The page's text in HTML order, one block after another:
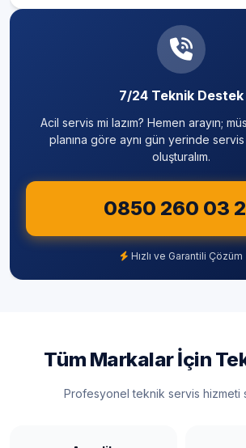
7/24 Teknik Destek
Acil servis mi lazım? Hemen arayın;
planına göre aynı gün yerinde
oluşturalım.
0850 260 03
Hızlı ve Garantili Çözüm
Tüm Markalar İçin
Profesyonel teknik servis hizmeti